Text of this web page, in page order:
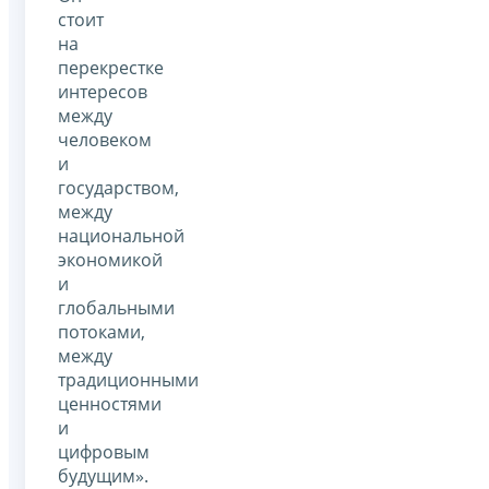
стоит
на
перекрестке
интересов
между
человеком
и
государством,
между
национальной
экономикой
и
глобальными
потоками,
между
традиционными
ценностями
и
цифровым
будущим».